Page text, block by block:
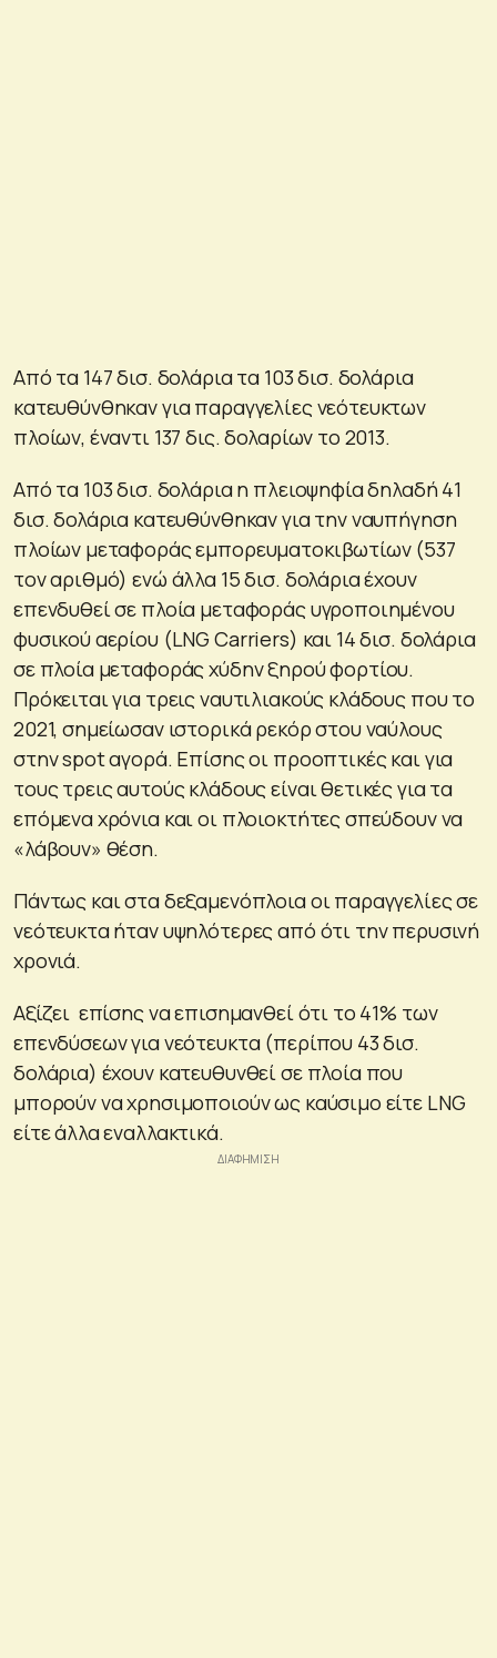
Από τα 147 δισ. δολάρια τα 103 δισ. δολάρια
κατευθύνθηκαν για παραγγελίες νεότευκτων
πλοίων, έναντι 137 δις. δολαρίων το 2013.
Από τα 103 δισ. δολάρια η πλειοψηφία δηλαδή 41
δισ. δολάρια κατευθύνθηκαν για την ναυπήγηση
πλοίων μεταφοράς εμπορευματοκιβωτίων (537
τον αριθμό) ενώ άλλα 15 δισ. δολάρια έχουν
επενδυθεί σε πλοία μεταφοράς υγροποιημένου
φυσικού αερίου (LNG Carriers) και 14 δισ. δολάρια
σε πλοία μεταφοράς χύδην ξηρού φορτίου.
Πρόκειται για τρεις ναυτιλιακούς κλάδους που το
2021, σημείωσαν ιστορικά ρεκόρ στου ναύλους
στην spot αγορά. Επίσης οι προοπτικές και για
τους τρεις αυτούς κλάδους είναι θετικές για τα
επόμενα χρόνια και οι πλοιοκτήτες σπεύδουν να
«λάβουν» θέση.
Πάντως και στα δεξαμενόπλοια οι παραγγελίες σε
νεότευκτα ήταν υψηλότερες από ότι την περυσινή
χρονιά.
Αξίζει επίσης να επισημανθεί ότι το 41% των
επενδύσεων για νεότευκτα (περίπου 43 δισ.
δολάρια) έχουν κατευθυνθεί σε πλοία που
μπορούν να χρησιμοποιούν ως καύσιμο είτε LNG
είτε άλλα εναλλακτικά.